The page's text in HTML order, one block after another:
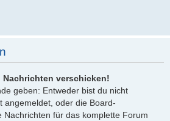
Nachrichten verschicken!
geben: Entweder bist du nicht
angemeldet, oder die Board-
Nachrichten für das komplette Forum